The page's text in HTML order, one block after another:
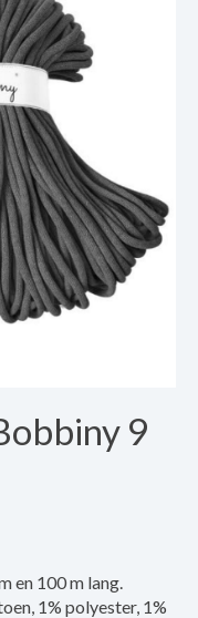
9
en 100 m lang.
1% polyester, 1%